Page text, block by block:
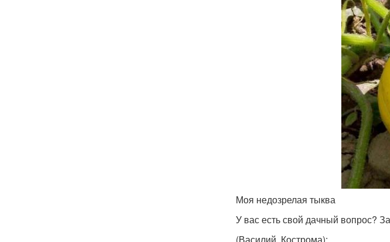
Моя недозрелая тыква
У вас есть свой дачный вопрос?